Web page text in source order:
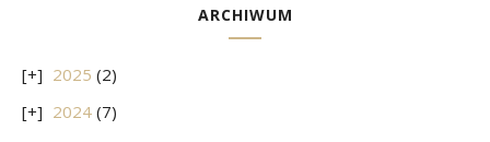
ARCHIWUM
2025 (2)
2024 (7)